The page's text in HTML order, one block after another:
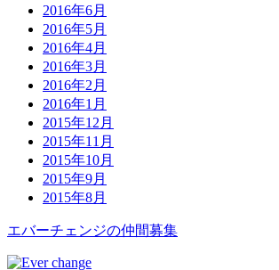
2016年6月
2016年5月
2016年4月
2016年3月
2016年2月
2016年1月
2015年12月
2015年11月
2015年10月
2015年9月
2015年8月
エバーチ ェ ンジの仲間募集